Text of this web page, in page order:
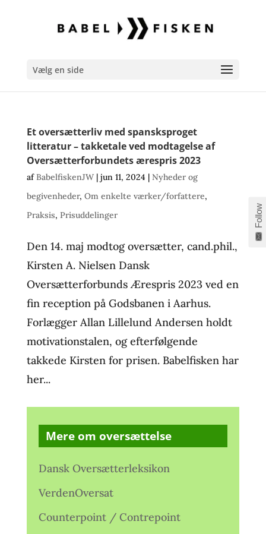
Vælg en side
Et oversætterliv med spansksproget
litteratur – takketale ved modtagelse af
Oversætterforbundets ærespris 2023
afBabelfiskenJW| jun 11, 2024 | Nyheder og
begivenheder, Om enkelte værker/forfattere,
Praksis, Prisuddelinger
Den 14. maj modtog oversætter, cand.phil.,
Kirsten A. Nielsen Dansk
Oversætterforbunds Ærespris 2023 ved en
fin reception på Godsbanen i Aarhus.
Forlægger Allan Lillelund Andersen holdt
motivationstalen, og efterfølgende
takkede Kirsten for prisen. Babelfisken har
her...
Mere om oversættelse
Dansk Oversætterleksikon
VerdenOversat
Counterpoint / Contrepoint
Follow